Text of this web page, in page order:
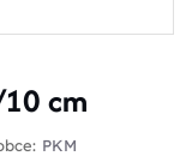
cm
PKM